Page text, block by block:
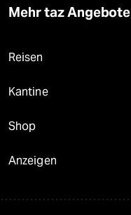
Mehr taz Angebote
Reisen
Kantine
Shop
Anzeigen